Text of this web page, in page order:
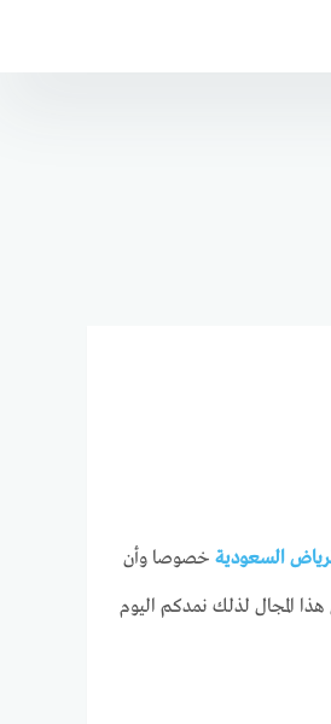
السعودية خصوصا وأن
المجال لذلك نمدكم اليوم